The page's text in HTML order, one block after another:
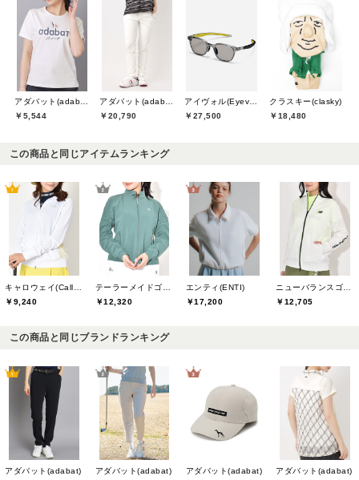
￥5,544
￥20,790
￥27,500
クラスキー(clasky)
￥18,480
この商品と同じアイテムランキング
￥9,240
￥12,320
エンティ(ENTI)
￥17,200
￥12,705
この商品と同じブランドランキング
アダバット(adabat)
アダバット(adabat)
アダバット(adabat)
アダバット(adabat)